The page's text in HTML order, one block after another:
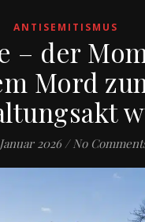
ANTISEMITISMUS
– der
Mord
2026 / No